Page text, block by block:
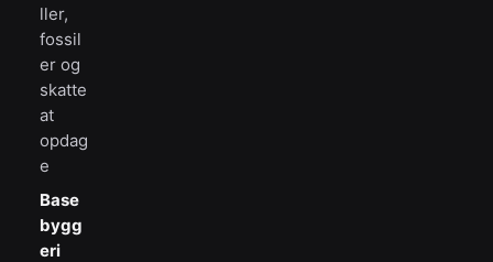
ller,
fossil
er og
skatte
at
opdag
e
Base
bygg
eri